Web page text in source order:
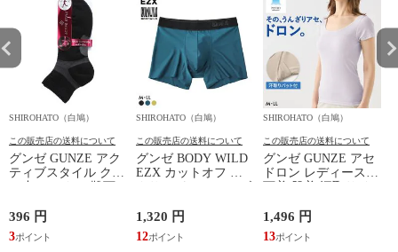
SHIROHATO（白鳩）
この販売店の送料について
グンゼ GUNZE アク
ティブスタイル クル
ソックス
396 円
3
SHIROHATO（白鳩）
この販売店の送料について
グンゼ BODY WILD
EZX カットオフ ボ
GUNZE ボディワイ
ルド イージーエック
ス
1,320 円
12
SHIROHATO（白鳩）
この販売店の送料について
グンゼ GUNZE アセ
ドロン レディース
ーシャツ 吸汗速乾
1,496 円
13